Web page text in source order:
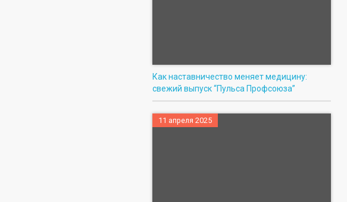
Как наставничество меняет медицину:
свежий выпуск “Пульса Профсоюза”
11 апреля 2025